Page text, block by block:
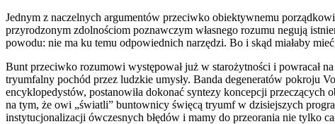
Jednym z naczelnych argumentów przeciwko obiektywnemu
przyrodzonym zdolnościom poznawczym własnego rozumu negują
powodu: nie ma ku temu odpowiednich narzędzi. Bo i skąd miałaby
Bunt przeciwko rozumowi występował już w starożytności i powracał
tryumfalny pochód przez ludzkie umysły. Banda degeneratów pokroju
encyklopedystów, postanowiła dokonać syntezy koncepcji
na tym, że owi „światli” buntownicy święcą tryumf w dzisiejszych
instytucjonalizacji ówczesnych błędów i mamy do przeorania nie tylko